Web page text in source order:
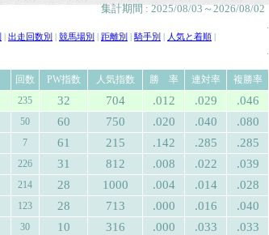
集計期間 : 2025/08/03～2026/08/02
.
出走回数別 競馬場別 距離別 騎手別 人気と着順
.
回数 PW指数 人気指数 勝 率 連対率
複勝率
235 32 704 .012 .029 .046
50 60 750 .020 .040 .080
7 61 215 .142 .285 .285
226 31 812 .008 .022 .039
214 28 1000 .004 .014 .028
123 28 713 .000 .016 .040
30 10 316 .000 .033 .033